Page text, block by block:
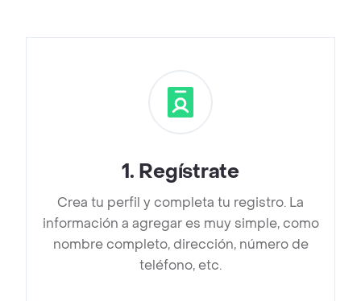
1. Regístrate
Crea tu perfil y completa tu registro. La
información a agregar es muy simple, como
nombre completo, dirección, número de
teléfono, etc.